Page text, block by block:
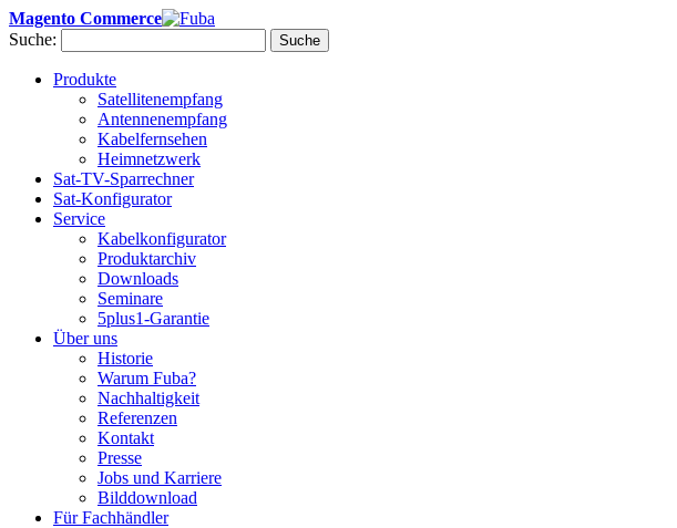
Magento Commerce
Suche:
Suche
Produkte
Satellitenempfang
Antennenempfang
Kabelfernsehen
Heimnetzwerk
Sat-TV-Sparrechner
Sat-Konfigurator
Service
Kabelkonfigurator
Produktarchiv
Downloads
Seminare
5plus1-Garantie
Über uns
Historie
Warum Fuba?
Nachhaltigkeit
Referenzen
Kontakt
Presse
Jobs und Karriere
Bilddownload
Für Fachhändler